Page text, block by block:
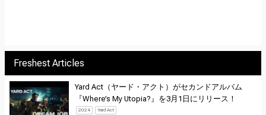
Freshest Articles
Yard Act（ヤード・アクト）がセカンドアルバム
『Where’s My Utopia?』を3月1日にリリース！
2024 Yard Act